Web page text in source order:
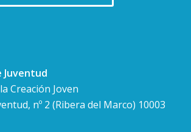
Juventud
Creación Joven
nº 2 (Ribera del Marco) 10003